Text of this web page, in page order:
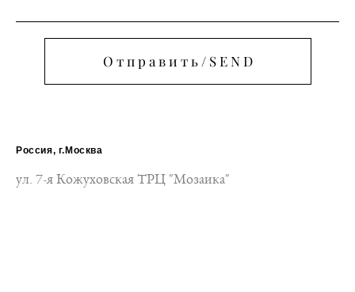
Отправить/SEND
Россия, г.Москва
ул. 7-я Кожуховская ТРЦ "Мозаика"